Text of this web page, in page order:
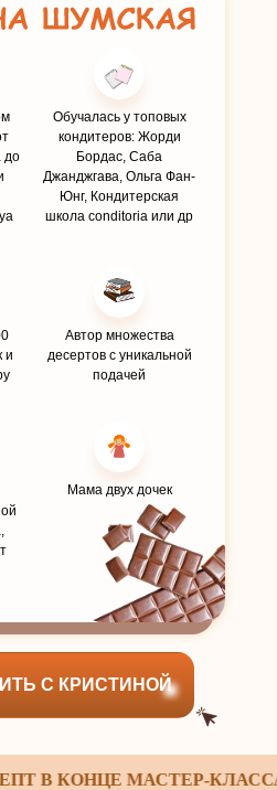
до
и
Автор множества
десертов с уникальной
подачей
Мама двух дочек
С КРИСТИНОЙ
Обучалась у топовых
кондитеров: Жорди
Бордас, Саба
Джанджгава, Ольга Фан-
Юнг, Кондитерская
школа conditoria или др
КОНЦЕ МАСТЕР-КЛАССА